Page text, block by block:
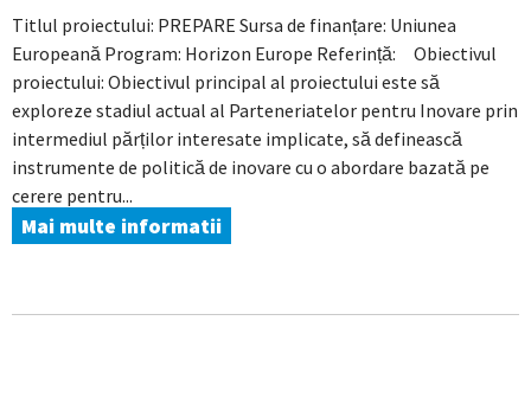
Titlul proiectului: PREPARE Sursa de finanțare: Uniunea
Europeană Program: Horizon Europe Referință: Obiectivul
proiectului: Obiectivul principal al proiectului este să
exploreze stadiul actual al Parteneriatelor pentru Inovare prin
intermediul părților interesate implicate, să definească
instrumente de politică de inovare cu o abordare bazată pe
cerere pentru...
Mai multe informatii